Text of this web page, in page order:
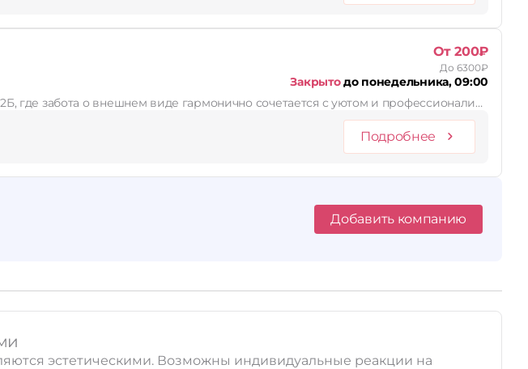
От 200₽
До 6300₽
Закрытодо понедельника, 09:00
где забота о внешнем виде гармонично сочетается с уютом и профессионали…
Подробнее
Добавить компанию
эстетическими. Возможны индивидуальные реакции на